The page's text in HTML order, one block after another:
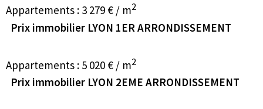
Appartements : 3 279 € / m2
Prix immobilier LYON 1ER ARRONDISSEMENT
Appartements : 5 020 € / m2
Prix immobilier LYON 2EME ARRONDISSEMENT